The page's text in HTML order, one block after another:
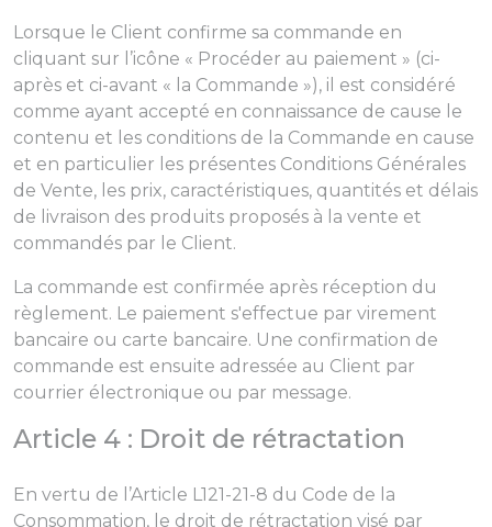
Lorsque le Client confirme sa commande en
cliquant sur l’icône « Procéder au paiement » (ci-
après et ci-avant « la Commande »), il est considéré
comme ayant accepté en connaissance de cause le
contenu et les conditions de la Commande en cause
et en particulier les présentes Conditions Générales
de Vente, les prix, caractéristiques, quantités et délais
de livraison des produits proposés à la vente et
commandés par le Client.
La commande est confirmée après réception du
règlement. Le paiement s'effectue par virement
bancaire ou carte bancaire. Une confirmation de
commande est ensuite adressée au Client par
courrier électronique ou par message.
Article 4 : Droit de rétractation
En vertu de l’Article L121-21-8 du Code de la
Consommation, le droit de rétractation visé par